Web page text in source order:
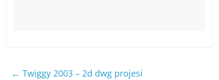
← Twiggy 2003 – 2d dwg projesi